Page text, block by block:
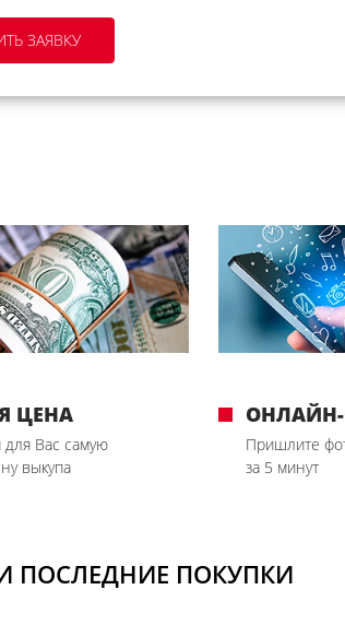
ЦЕНА
Вас самую
выкупа
Пришлите
за 5 минут
ПОСЛЕДНИЕ ПОКУПКИ